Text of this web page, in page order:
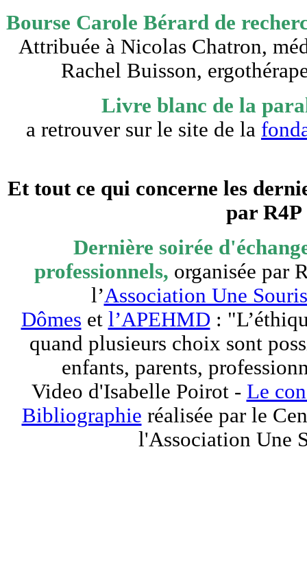
Bourse Carole Bérard de
Attribuée à Nicolas Chatron,
Rachel Buisson,
Livre blanc de la
a retrouver sur le site de la
Et tout ce qui concerne les
par R4P
Dernière soirée
professionnels, organisée par
l’Association Une
Dômes et l’APEHMD:
quand plusieurs choix sont
enfants, parents,
Video d'Isabelle Poirot - Le
Bibliographie réalisée par le
l'Association Une